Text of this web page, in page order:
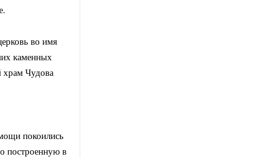
во имя
каменных
храм Чудова
покоились
построенную в